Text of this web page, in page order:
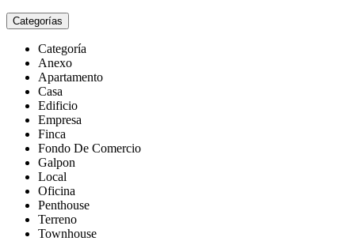
Categorías
Categoría
Anexo
Apartamento
Casa
Edificio
Empresa
Finca
Fondo De Comercio
Galpon
Local
Oficina
Penthouse
Terreno
Townhouse